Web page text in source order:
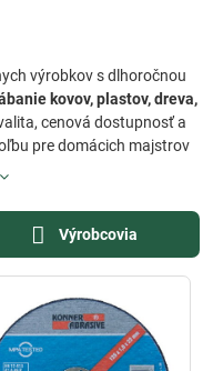
výrobkov s dlhoročnou
kovov, plastov, dreva,
cenová dostupnosť a
pre domácich majstrov
Yancheng a od svojho
trhoch. Vďaka
technológiám ponúka
produktys dôrazom na
Výrobcovia